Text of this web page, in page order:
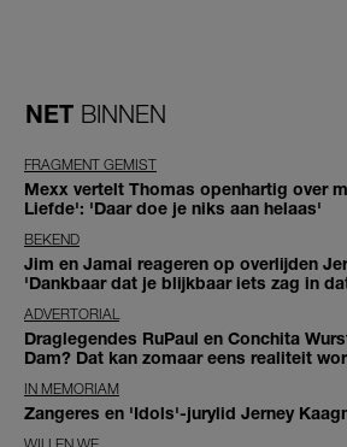
NET BINNEN
FRAGMENT GEMIST
Mexx vertelt Thomas openhartig over
Liefde': 'Daar doe je niks aan helaas'
BEKEND
Jim en Jamai reageren op overlijden
'Dankbaar dat je blijkbaar iets zag in
ADVERTORIAL
Draglegendes RuPaul en Conchita
Dam? Dat kan zomaar eens realiteit
IN MEMORIAM
Zangeres en 'Idols'-jurylid Jerney